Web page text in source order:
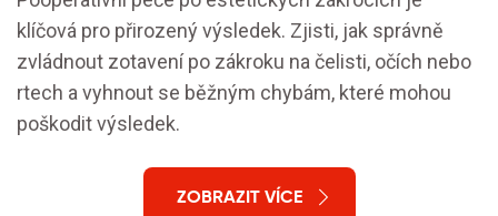
klíčová pro přirozený výsledek. Zjisti, jak správně
zvládnout zotavení po zákroku na čelisti, očích nebo
rtech a vyhnout se běžným chybám, které mohou
poškodit výsledek.
ZOBRAZIT VÍCE